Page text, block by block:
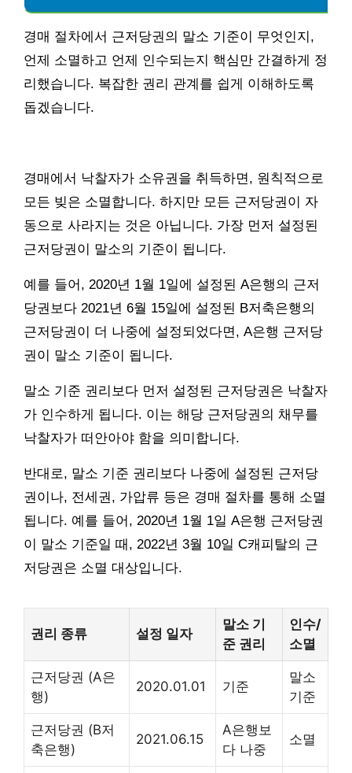
경매 절차에서 근저당권의 말소 기준이 무엇인지,
언제 소멸하고 언제 인수되는지 핵심만 간결하게 정
리했습니다. 복잡한 권리 관계를 쉽게 이해하도록
돕겠습니다.
경매에서 낙찰자가 소유권을 취득하면, 원칙적으로
모든 빚은 소멸합니다. 하지만 모든 근저당권이 자
동으로 사라지는 것은 아닙니다. 가장 먼저 설정된
근저당권이 말소의 기준이 됩니다.
예를 들어, 2020년 1월 1일에 설정된 A은행의 근저
당권보다 2021년 6월 15일에 설정된 B저축은행의
근저당권이 더 나중에 설정되었다면, A은행 근저당
권이 말소 기준이 됩니다.
말소 기준 권리보다 먼저 설정된 근저당권은 낙찰자
가 인수하게 됩니다. 이는 해당 근저당권의 채무를
낙찰자가 떠안아야 함을 의미합니다.
반대로, 말소 기준 권리보다 나중에 설정된 근저당
권이나, 전세권, 가압류 등은 경매 절차를 통해 소멸
됩니다. 예를 들어, 2020년 1월 1일 A은행 근저당권
이 말소 기준일 때, 2022년 3월 10일 C캐피탈의 근
저당권은 소멸 대상입니다.
권리 종류 설정 일자
말소 기
준 권리
인수/
소멸
근저당권 (A은
행)
2020.01.01 기준
말소
기준
근저당권 (B저
축은행)
2021.06.15
A은행보
다 나중
소멸